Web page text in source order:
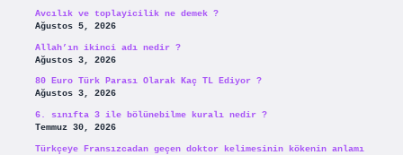
Avcılık ve toplayicilik ne demek ?
Ağustos 5, 2026
Allah’ın ikinci adı nedir ?
Ağustos 3, 2026
80 Euro Türk Parası Olarak Kaç TL Ediyor ?
Ağustos 3, 2026
6. sınıfta 3 ile bölünebilme kuralı nedir ?
Temmuz 30, 2026
Türkçeye Fransızcadan geçen doktor kelimesinin kökenin anlamı